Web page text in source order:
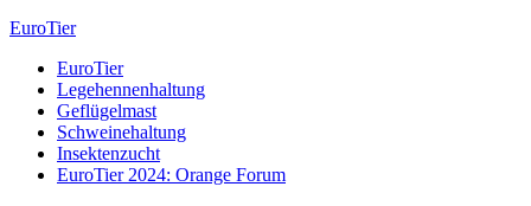
EuroTier
EuroTier
Legehennenhaltung
Geflügelmast
Schweinehaltung
Insektenzucht
EuroTier 2024: Orange Forum